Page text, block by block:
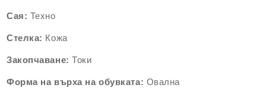
Сая: Техно
Стелка: Кожа
Закопчаване: Токи
Форма на върха на обувката: Овална